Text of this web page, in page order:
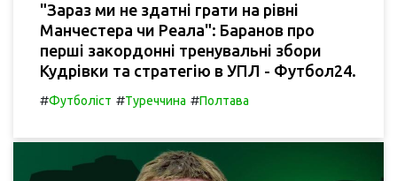
"Зараз ми не здатні грати на рівні
Манчестера чи Реала": Баранов про
перші закордонні тренувальні збори
Кудрівки та стратегію в УПЛ - Футбол24.
#Футболіст #Туреччина #Полтава